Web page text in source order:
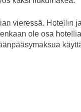
vieressä. Hotellin ja
ole osa